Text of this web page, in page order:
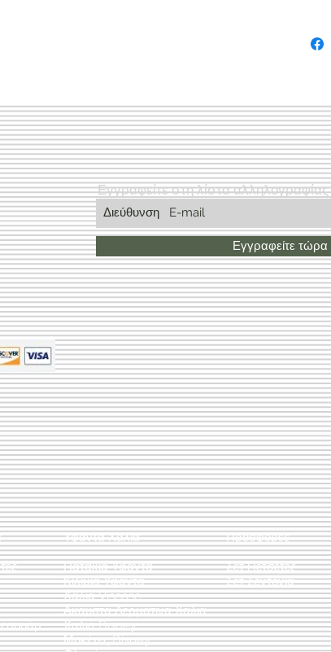
Εγγραφείτε στη λίστα
Εγγραφείτε τώρα
Προσφορές
Σετ Πετσέτες
Σετ Σεντόνια
Υφαντά Χαλιά
Πατάκια Υφαντά
Κιλίμια Υφαντά
Χαλιά Viscose
Άκαυστα Δερμάτινα Χαλιά
Χαλιά Disney
Μοκέτες Disney